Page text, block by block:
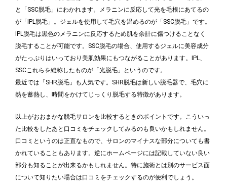
と「SSC脱毛」にわかれます。メラニンに反応して光を毛根にあてるの
が「IPL脱毛」。ジェルを使用して毛穴を温めるのが「SSC脱毛」です。
IPL脱毛は黒色のメラニンに反応するため肌を余計に傷つけることなく
脱毛することが可能です。SSC脱毛の場合、使用するジェルに美容成分
がたっぷりはいっており美肌効果にもつながることがあります。IPL、
SSCこれらを総称したものが「光脱毛」というのです。
最近では「SHR脱毛」も人気です。SHR脱毛は新しい脱毛器で、毛穴に
熱を蓄熱し、時間をかけてじっくり脱毛する特徴があります。
以上がおおまかな脱毛サロンを比較するときのポイントです。こういっ
た比較をしたあと口コミをチェックしてみるのも良いかもしれません。
口コミというのは正直なもので、サロンのマイナスな部分についても書
かれていることもあります。逆にホームページには記載していない良い
部分も知ることが出来るかもしれません。特に施術とは別のサービス面
について知りたい場合は口コミをチェックするのが便利でしょう。